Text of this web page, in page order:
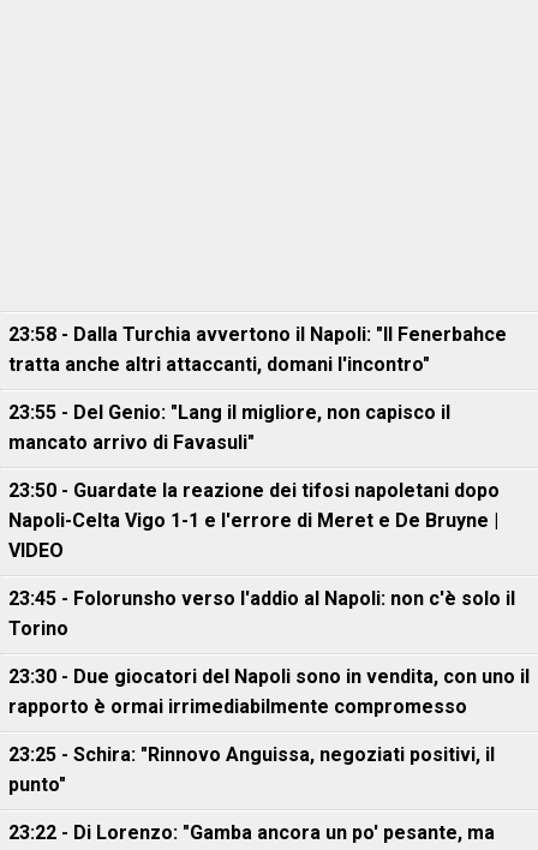
23:58 - Dalla Turchia avvertono il Napoli: "Il Fenerbahce
tratta anche altri attaccanti, domani l'incontro"
23:55 - Del Genio: "Lang il migliore, non capisco il
mancato arrivo di Favasuli"
23:50 - Guardate la reazione dei tifosi napoletani dopo
Napoli-Celta Vigo 1-1 e l'errore di Meret e De Bruyne |
VIDEO
23:45 - Folorunsho verso l'addio al Napoli: non c'è solo il
Torino
23:30 - Due giocatori del Napoli sono in vendita, con uno il
rapporto è ormai irrimediabilmente compromesso
23:25 - Schira: "Rinnovo Anguissa, negoziati positivi, il
punto"
23:22 - Di Lorenzo: "Gamba ancora un po' pesante, ma